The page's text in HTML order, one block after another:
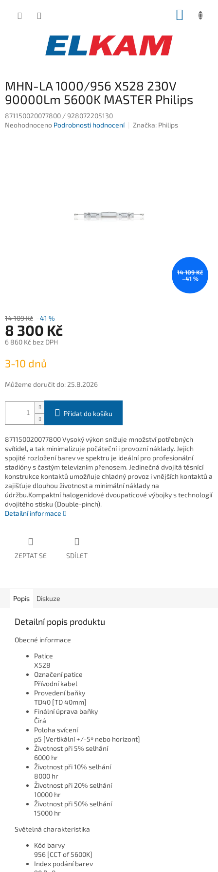
MHN-LA 1000/956 X528 230V
90000Lm 5600K MASTER Philips
871150020077800 / 928072205130
Průměrné
Neohodnoceno Podrobnosti hodnocení Značka: Philips
14 109 Kč
–41 %
14 109 Kč –41 %
8 300 Kč
6 860 Kč bez DPH
cena:
3-10 dnů
Můžeme doručit do: 25.8.2026
Přidat do košíku
871150020077800 Vysoký výkon snižuje množství potřebných
svítidel, a tak minimalizuje počáteční i provozní náklady. Jejich
spojité rozložení barev ve spektru je ideální pro profesionální
stadióny s častým televizním přenosem. Jedinečná dvojitá těsnící
konstrukce kontaktů umožňuje chladný provoz i vnějších kontaktů a
zajišťuje dlouhou životnost a minimální náklady na
údržbu.Kompaktní halogenidové dvoupaticové výbojky s technologií
dvojitého stisku (Double-pinch).
Detailní informace
ZEPTAT SE SDÍLET
Popis Diskuze
Detailní popis produktu
Obecné informace
Patice
X528
Označení patice
Přívodní kabel
Provedení baňky
TD40 [TD 40mm]
Finální úprava baňky
Čirá
Poloha svícení
p5 [Vertikální +/-5º nebo horizont]
Životnost při 5% selhání
6000 hr
Životnost při 10% selhání
8000 hr
Životnost při 20% selhání
10000 hr
Životnost při 50% selhání
15000 hr
Světelná charakteristika
Kód barvy
956 [CCT of 5600K]
Index podání barev